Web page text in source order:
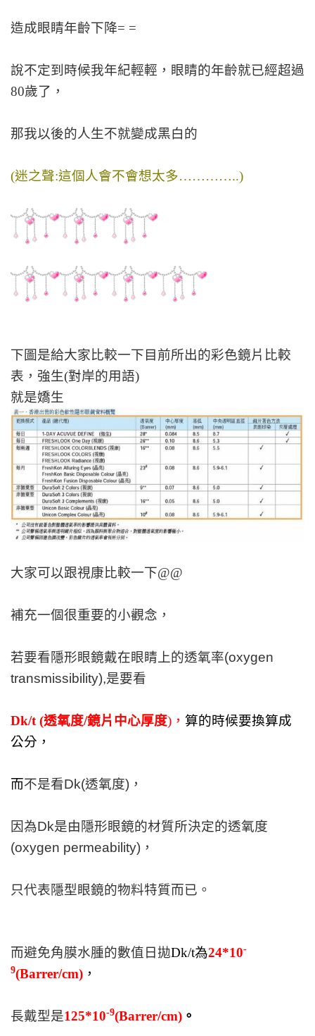
造成眼睛年齡下降= =
說不定到時候我年紀輕輕，眼睛的年齡就已經超過
80歲了，
那我以後的人生不就變成黑白的
(迷之聲:這個人會不會想太多…………..)
下圖是給大家比較一下目前所出的彩色鏡片比較
表，強生(對岸的用語)
就是嬌生
大家可以跟視康比較一下@@
補充一個很重要的小觀念，
若要看隱形眼鏡戴在眼睛上的透氧率(oxygen
transmissibility),是要看
Dk/t (透氧度/鏡片中心厚度)， 算的時候要換算成
公分，
而不是看Dk(透氧度)，
因為Dk是由隱形眼鏡的材質所決定的透氧度
(oxygen permeability)，
只代表隱型眼鏡的物料特質而已。
而避免角膜水腫的數值日拋Dk/t為24*10-
9(Barrer/cm) ，
長戴型是125*10-9(Barrer/cm) 。